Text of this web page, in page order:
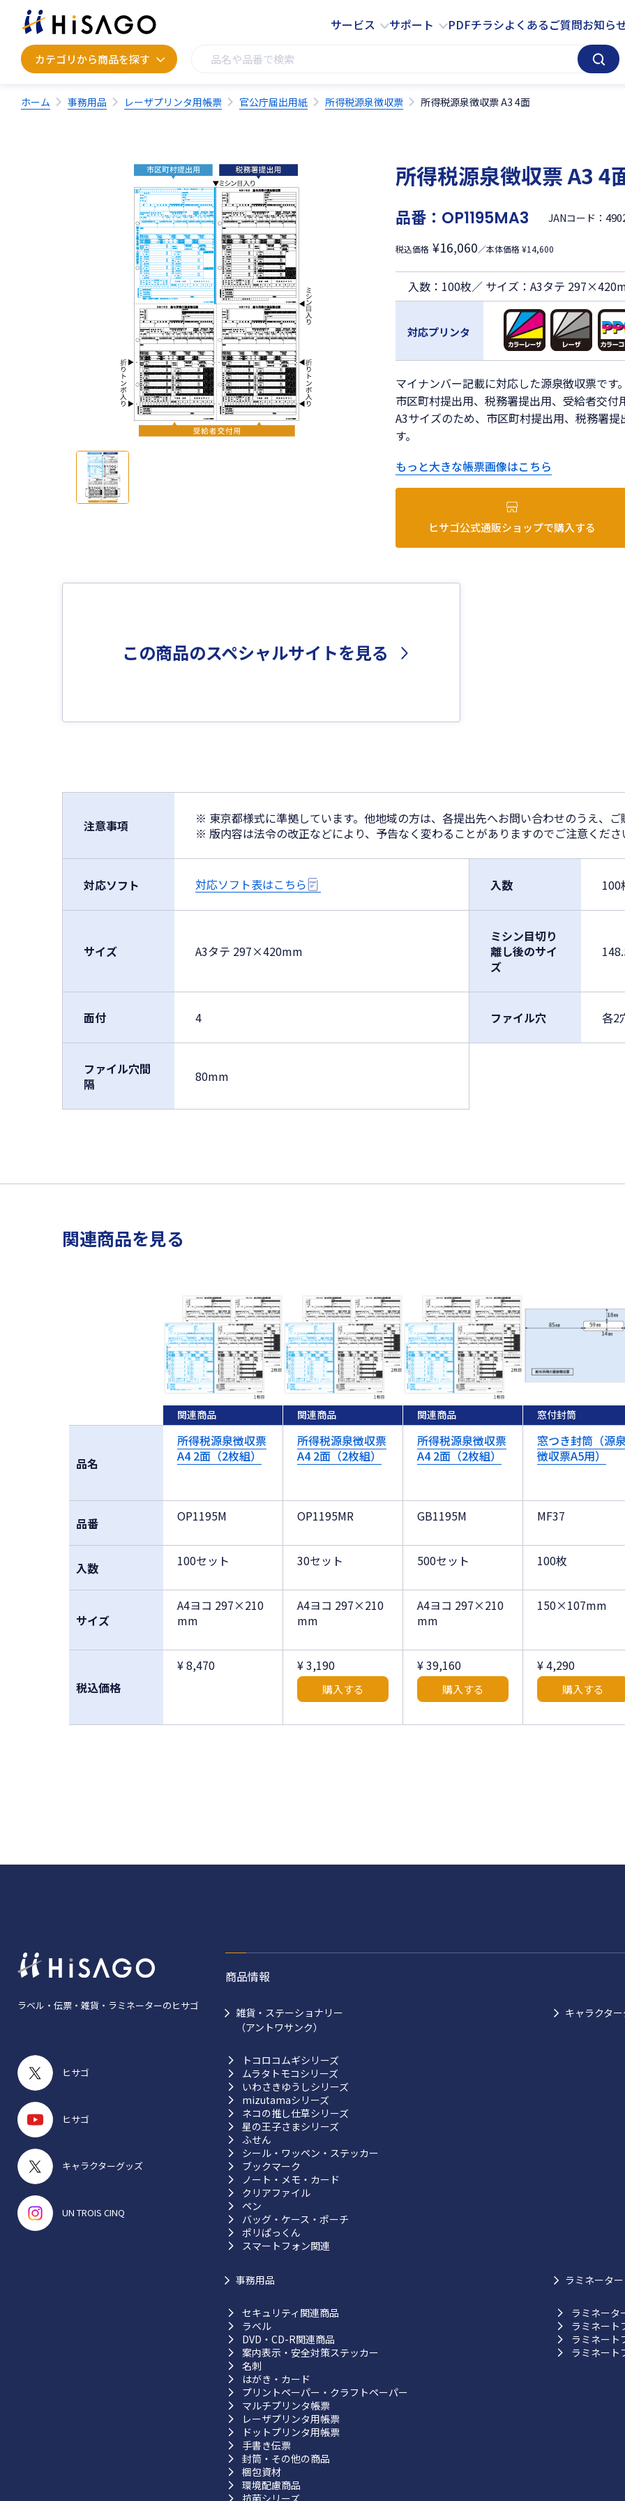
サービス サポート PDFチラシよくあるご質問お知ら
カテゴリから商品を探す
カテゴリから商品を探す サービス サポート
ホーム 事務用品 レーザプリンタ用帳票 官公庁届出用紙 所得税源泉徴収票 所得税源泉徴収票 A3 4面
所得税源泉徴収票 A3 4
品番： OP1195MA3 JANコード：
税込価格 ¥16,060／本体価格 ¥14,600
入数：100枚／ サイズ：A3タテ
対応プリンタ
マイナンバー記載に対応した源泉徴収票です。
市区町村提出用、税務署提出用、受給者交付
A3サイズのため、市区町村提出用、税務署
す。
もっと大きな帳票画像はこちら
ヒサゴ公式通販ショップで購入する
この商品のスペシャルサイトを見る
注意事項
※ 東京都様式に準拠しています。他地域の方は、各提出先へお問い合わせのうえ、ご
※ 版内容は法令の改正などにより、予告なく変わることがありますのでご注意くださ
対応ソフト 対応ソフト表はこちら 入数 100
サイズ A3タテ 297×420mm
ミシン目切り
離し後のサイ
ズ
面付 4 ファイル穴 各2
ファイル穴間
隔
80mm
関連商品を見る
品名
品番
入数
サイズ
税込価格
関連商品
所得税源泉徴収票
A4 2面（2枚組）
OP1195M
100セット
A4ヨコ 297×210
mm
¥ 8,470
関連商品
所得税源泉徴収票
A4 2面（2枚組）
OP1195MR
30セット
A4ヨコ 297×210
mm
¥ 3,190
購入する
関連商品
所得税源泉徴収票
A4 2面（2枚組）
GB1195M
500セット
A4ヨコ 297×210
mm
¥ 39,160
購入する
窓付封筒
窓つき封筒（源
徴収票A5用）
MF37
100枚
150×107mm
¥ 4,290
購入する
ラベル・伝票・雑貨・ラミネーターのヒサゴ
ヒサゴ
ヒサゴ
キャラクターグッズ
UN TROIS CINQ
商品情報
雑貨・ステーショナリー
（アントワサンク）
トコロコムギシリーズ
ムラタトモコシリーズ
いわさきゆうしシリーズ
mizutamaシリーズ
ネコの推し仕草シリーズ
星の王子さまシリーズ
ふせん
シール・ワッペン・ステッカー
ブックマーク
ノート・メモ・カード
クリアファイル
ペン
バッグ・ケース・ポーチ
ポリぱっくん
スマートフォン関連
キャラクタ
事務用品
セキュリティ関連商品
ラベル
DVD・CD-R関連商品
案内表示・安全対策ステッカー
名刺
はがき・カード
プリントペーパー・クラフトペーパー
マルチプリンタ帳票
レーザプリンタ用帳票
ドットプリンタ用帳票
手書き伝票
封筒・その他の商品
梱包資材
環境配慮商品
抗菌シリーズ
ラミネーター
ラミネータ
ラミネート
ラミネート
ラミネート